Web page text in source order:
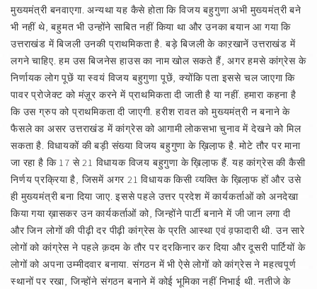
मुख्यमंत्री बनवाएगा. अन्यथा यह कैसे होता कि विजय बहुगुणा अभी मुख्यमंत्री बने
भी नहीं थे, बहुमत भी उन्होंने साबित नहीं किया था और उनका बयान आ गया कि
उत्तराखंड में बिजली उनकी प्राथमिकता है. बड़े बिजली के काऱखानें उत्तराखंड में
लगने चाहिए. हम उस बिजनेस हाउस का नाम खोल सकते हैं, अगर हमसे कांग्रेस के
निर्णायक लोग पूछें या स्वयं विजय बहुगुणा पूछें, क्योंकि पता इससे चल जाएगा कि
पावर प्रोजेक्ट को मंज़ूर करने में प्राथमिकता दी जाती है या नहीं. हमारा कहना है
कि उस ग्रुप को प्राथमिकता दी जाएगी. हरीश रावत को मुख्यमंत्री न बनाने के
फैसले का असर उत्तराखंड में कांग्रेस को आगामी लोकसभा चुनाव में देखने को मिल
सकता है. विधायकों की बड़ी संख्या विजय बहुगुणा के ख़िला़फ है. मोटे तौर पर माना
जा रहा है कि 17 से 21 विधायक विजय बहुगुणा के ख़िला़फ हैं. यह कांग्रेस की कैसी
निर्णय प्रक्रिया है, जिसमें अगर 21 विधायक किसी व्यक्ति के ख़िला़फ हों और उसे
ही मुख्यमंत्री बना दिया जाए. इससे पहले उत्तर प्रदेश में कार्यकर्ताओं को अनदेखा
किया गया ख़ासकर उन कार्यकर्ताओं को, जिन्होंने पार्टी बनाने में जी जान लगा दी
और जिन लोगों की पीढ़ी दर पीढ़ी कांग्रेस के प्रति आस्था एवं व़फादारी थी. उन सारे
लोगों को कांग्रेस ने पहले क़दम के तौर पर दरकिनार कर दिया और दूसरी पार्टियों के
लोगों को अपना उम्मीदवार बनाया. संगठन में भी ऐसे लोगों को कांग्रेस ने महत्वपूर्ण
स्थानों पर रखा, जिन्होंने संगठन बनाने में कोई भूमिका नहीं निभाई थी. नतीजे के